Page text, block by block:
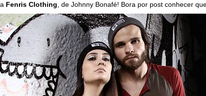
Fenris Clothing , de Johnny Bonafé! Bora por post conhecer